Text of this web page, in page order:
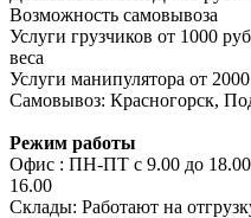
Возможность самовывоза
Услуги грузчиков от 1000
веса
Услуги манипулятора от
Самовывоз: Красногорск,
Режим работы
Офис : ПН-ПТ с 9.00 до 18.00
16.00
Склады: Работают на